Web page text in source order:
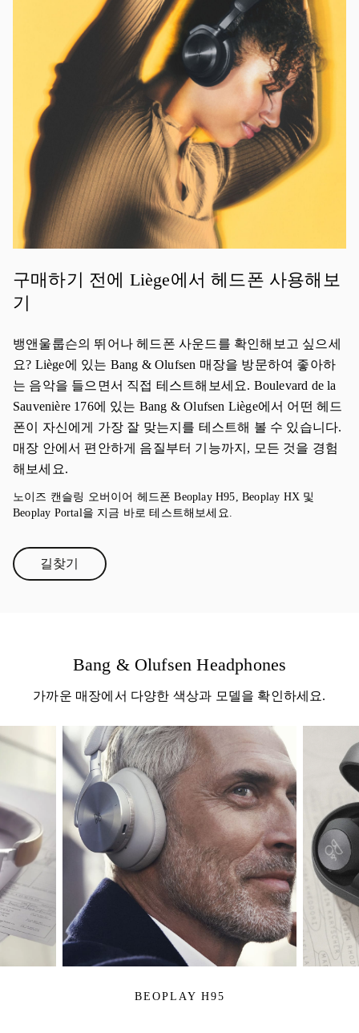
구매하기 전에 Liège에서 헤드폰 사용해보
기
뱅앤울룹슨의 뛰어나 헤드폰 사운드를 확인해보고 싶으세
요? Liège에 있는 Bang & Olufsen 매장을 방문하여 좋아하
는 음악을 들으면서 직접 테스트해보세요. Boulevard de la
Sauvenière 176에 있는 Bang & Olufsen Liège에서 어떤 헤드
폰이 자신에게 가장 잘 맞는지를 테스트해 볼 수 있습니다.
매장 안에서 편안하게 음질부터 기능까지, 모든 것을 경험
해보세요.
노이즈 캔슬링 오버이어 헤드폰 Beoplay H95, Beoplay HX 및
Beoplay Portal을 지금 바로 테스트해보세요.
길찾기Link Opens in New Tab
Bang & Olufsen Headphones
가까운 매장에서 다양한 색상과 모델을 확인하세요.
BEOPLAY H95